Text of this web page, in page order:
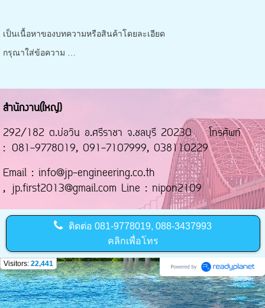
เป็นเนื้อหาของบทความหรือสินค้าโดยละเอียด
กรุณาใส่ข้อความ …
สำนักงาน(ใหญ่)
292/182 ต.บ่อวิน อ.ศรีราชา จ.ชลบุรี 20230 โทรศัพท์
: 081-9778019, 091-7107999, 038110229
Email : info@jp-engineering.co.th
, jp.first2013@gmail.com Line : nipon2109
ติดต่อ081-9778019, 088-3437993
คลิกเพื่อโทร
Visitors: 22,441